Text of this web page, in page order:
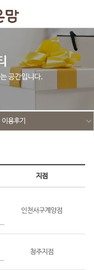
이용후기
지점
인천서구계양점
청주지점